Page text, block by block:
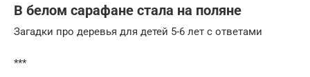
В белом сарафане стала на поляне
Загадки про деревья для детей 5-6 лет с ответами
***